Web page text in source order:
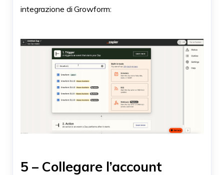
integrazione di Growform:
5 – Collegare l’account